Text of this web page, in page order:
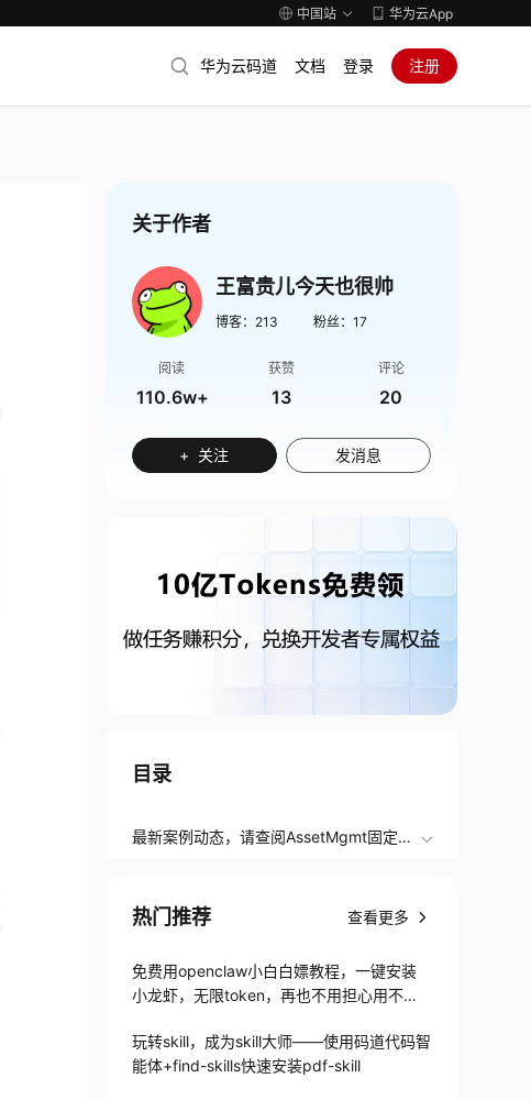
中国站 华为云App
华为云码道 文档 登录 注册
关于作者
王富贵儿今天也很帅
博客： 213 粉丝： 17
阅读
110.6w+
获赞
13
评论
20
+ 关注 发消息
目录
最新案例动态，请查阅AssetMgmt固定资
小伙伴们快来进行实操吧！
热门推荐 查看更多
免费用openclaw小白白嫖教程，一键安装
小龙虾，无限token，再也不用担心用不起
玩转skill，成为skill大师——使用码道代码智
能体+find-skills快速安装pdf-skill